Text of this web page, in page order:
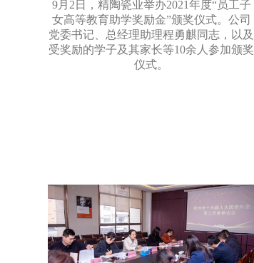
9月2日，精陶瓷业举办2021年度“员工子
女高等教育助学奖励金”颁奖仪式。公司
党委书记、总经理助理程勇麒同志，以及
受奖励的学子及其家长等10余人参加颁奖
仪式。